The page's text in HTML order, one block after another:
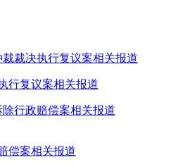
行复议案相关报道
偿案相关报道